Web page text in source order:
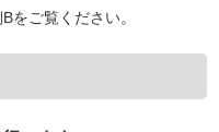
をご覧ください。